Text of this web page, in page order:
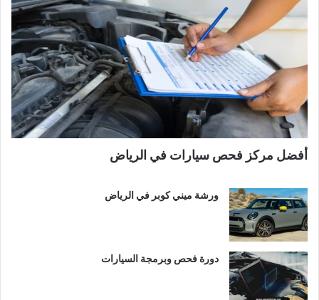
أفضل مركز فحص سيارات في الرياض
ورشة ميني كوبر في الرياض
دورة فحص وبرمجة السيارات